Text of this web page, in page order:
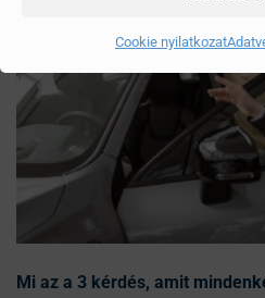
Cookie nyilatkozat
Mi az a 3 kérdés, amit